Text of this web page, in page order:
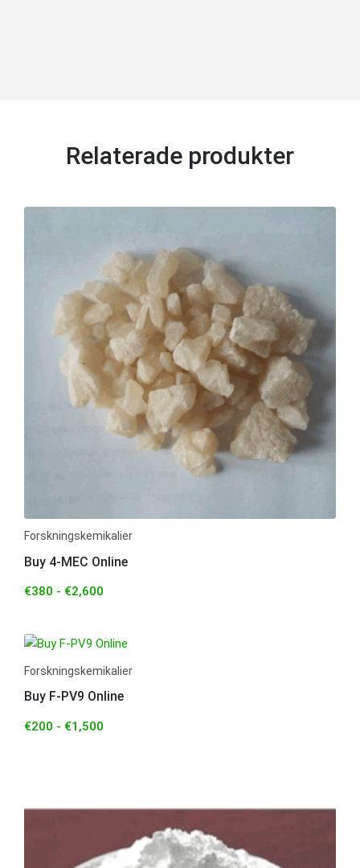
Relaterade produkter
Forskningskemikalier
Buy 4-MEC Online
€380 - €2,600
Forskningskemikalier
Buy F-PV9 Online
€200 - €1,500